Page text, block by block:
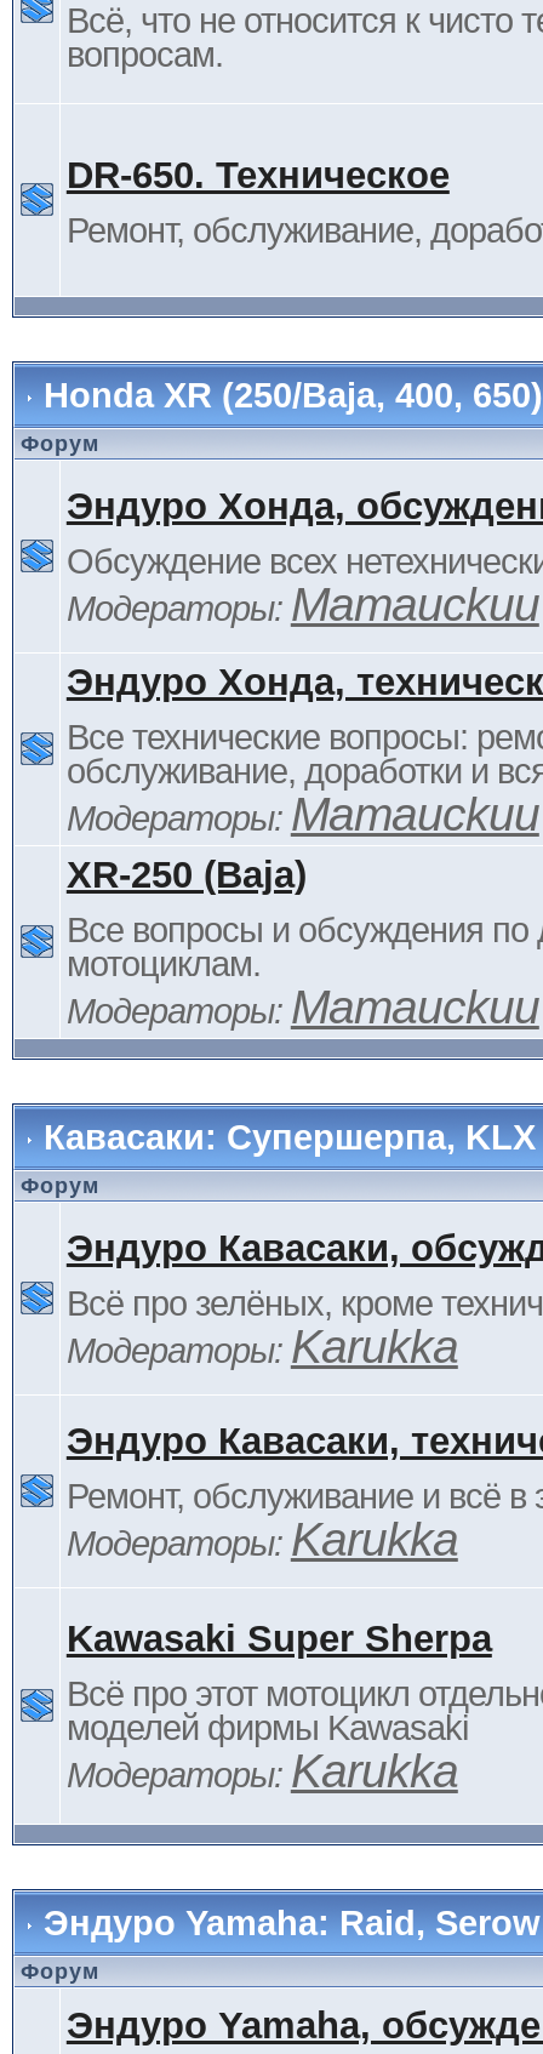
Всё, что не относится к чисто
вопросам.
DR-650. Техническое
Ремонт, обслуживание,
Honda XR (250/Baja, 400,
Форум
Эндуро Хонда,
Обсуждение всех
Модераторы: Mamauckuu
Эндуро Хонда,
Все технические вопросы:
обслуживание, доработки и
Модераторы: Mamauckuu
XR-250 (Baja)
Все вопросы и обсуждения
мотоциклам.
Модераторы: Mamauckuu
Кавасаки: Супершерпа,
Форум
Эндуро Кавасаки,
Всё про зелёных, кроме
Модераторы: Karukka
Эндуро Кавасаки,
Ремонт, обслуживание и всё в
Модераторы: Karukka
Kawasaki Super Sherpa
Всё про этот мотоцикл
моделей фирмы Kawasaki
Модераторы: Karukka
Эндуро Yamaha: Raid,
Форум
Эндуро Yamaha,